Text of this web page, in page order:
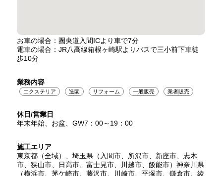
お車の場合：圏央道入間ICより車で7分
電車の場合：JR八高線箱根ヶ崎駅よりバスで三小前下車徒
歩10分
業務内容
エクステリア 造園 リフォーム 一般販売 業者販売
休日/営業日
年末年始、お盆、GW7：00～19：00
施工エリア
東京都（全域）、埼玉県（入間市、所沢市、新座市、志木
市、狭山市、日高市、富士見市、川越市、飯能市）神奈川県
（横浜市、茅ケ崎市、藤沢市、川崎市、平塚市、鎌倉市、綾